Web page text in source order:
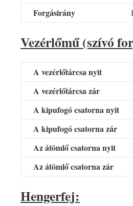
Forgásirány
Vezérlőmű (szívó
A vezérlőtárcsa nyit
A vezérlőtárcsa zár
A kipufogó csatorna nyit
A kipufogó csatorna zár
Az átömlő csatorna nyit
Az átömlő csatorna zár
Hengerfej: